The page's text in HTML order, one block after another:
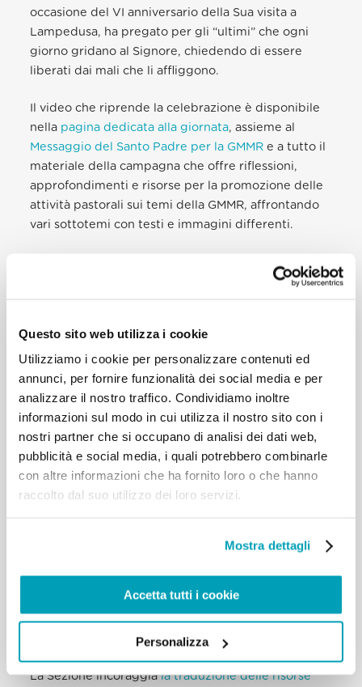
Questo sito web utilizza i cookie
Utilizziamo i cookie per personalizzare contenuti ed
annunci, per fornire funzionalità dei social media e per
analizzare il nostro traffico. Condividiamo inoltre
informazioni sul modo in cui utilizza il nostro sito con i
nostri partner che si occupano di analisi dei dati web,
pubblicità e social media, i quali potrebbero combinarle
con altre informazioni che ha fornito loro o che hanno
raccolto dal suo utilizzo dei loro servizi.
Mostra dettagli
Accetta tutti i cookie
Personalizza
occasione del VI anniversario della Sua visita a
Lampedusa, ha pregato per gli “ultimi” che ogni
giorno gridano al Signore, chiedendo di essere
liberati dai mali che li affliggono.
Il video che riprende la celebrazione è disponibile
nella pagina dedicata alla giornata, assieme al
Messaggio del Santo Padre per la GMMR e a tutto il
materiale della campagna che offre riflessioni,
approfondimenti e risorse per la promozione delle
attività pastorali sui temi della GMMR, affrontando
vari sottotemi con testi e immagini differenti.
Si tratta della
Il materiale nella paginapuò essere scaricato, usato
e condiviso liberamente.
#NotJustAboutMigrants #WDMR2019
La Sezione incoraggia la traduzione delle risorse